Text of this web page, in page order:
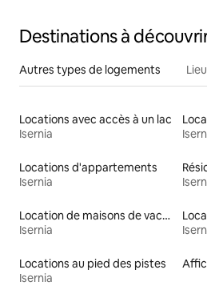
Destinations à
Autres types de logements
Locations avec accès à un lac
Isernia
Locations d'appartements
Isernia
Location de maisons de vacances
Isernia
Locations au pied des pistes
Isernia